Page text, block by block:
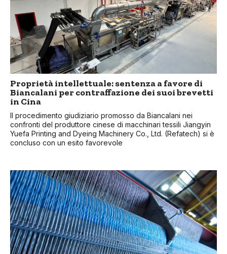
Proprietà intellettuale: sentenza a favore di
Biancalani per contraffazione dei suoi brevetti
in Cina
Il procedimento giudiziario promosso da Biancalani nei
confronti del produttore cinese di macchinari tessili Jiangyin
Yuefa Printing and Dyeing Machinery Co., Ltd. (Refatech) si è
concluso con un esito favorevole